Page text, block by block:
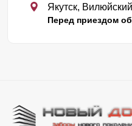
Якутск,
Перед приездом